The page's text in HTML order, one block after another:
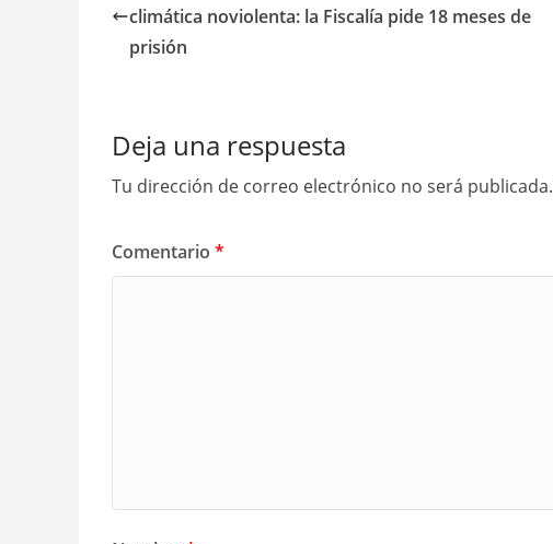
climática noviolenta: la Fiscalía pide 18 meses de
prisión
Deja una respuesta
Tu dirección de correo electrónico no será publicada.
Comentario *